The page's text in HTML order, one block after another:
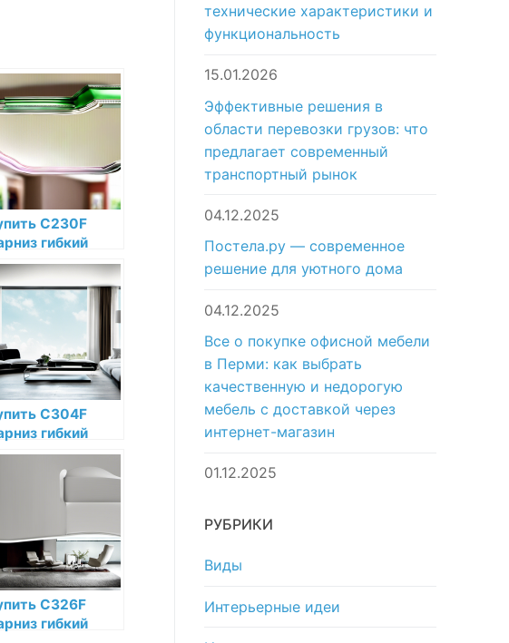
C230F
гибкий
Decor
Orac
по низкой
в интернет-
C304F
гибкий
Decor
Orac
в интернет-
C326F
гибкий
технические характеристики и
функциональность
15.01.2026
Эффективные решения в
области перевозки грузов: что
предлагает современный
транспортный рынок
04.12.2025
Постела.ру — современное
решение для уютного дома
04.12.2025
Все о покупке офисной мебели
в Перми: как выбрать
качественную и недорогую
мебель с доставкой через
интернет-магазин
01.12.2025
РУБРИКИ
Виды
Интерьерные идеи